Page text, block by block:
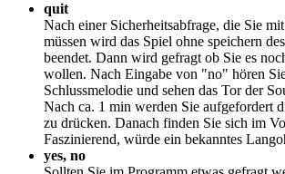
quit
Nach einer Sicherheitsabfrage, die Sie
müssen wird das Spiel ohne speichern
beendet. Dann wird gefragt ob Sie es
wollen. Nach Eingabe von "no" hören
Schlussmelodie und sehen das Tor der
Nach ca. 1 min werden Sie aufgefordert
zu drücken. Danach finden Sie sich im
Faszinierend, würde ein bekanntes
yes, no